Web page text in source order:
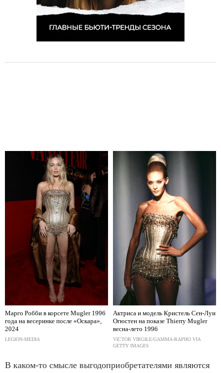
Марго Робби в корсете Mugler 1996
года на весеринке после «Оскара»,
2024
LEGION-MEDIA
Актриса и модель Кристель Сен-Луи
Огюстен на показе Thierry Mugler
весна-лето 1996
VICTOR VIRGILE/GAMMA-RAPHO VIA
GETTY IMAGES
В каком-то смысле выгодоприобретателями являются